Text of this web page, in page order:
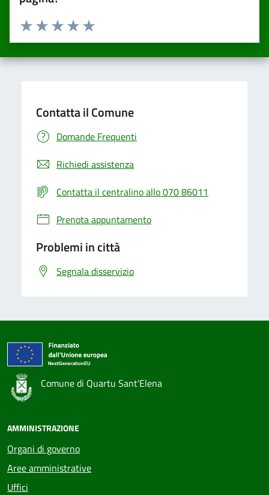
Valuta da 1 a 5 stelle la pagina
Valuta 5 stelle su 5
Valuta 4 stelle su 5
Valuta 3 stelle su 5
Valuta 2 stelle su 5
Valuta una stella su 5
Contatta il Comune
Domande Frequenti
Richiedi assistenza
Contatta il centralino allo 070 86011
Prenota appuntamento
Problemi in città
Segnala disservizio
Comune di Quartu Sant'Elena
AMMINISTRAZIONE
Organi di governo
Aree amministrative
Uffici